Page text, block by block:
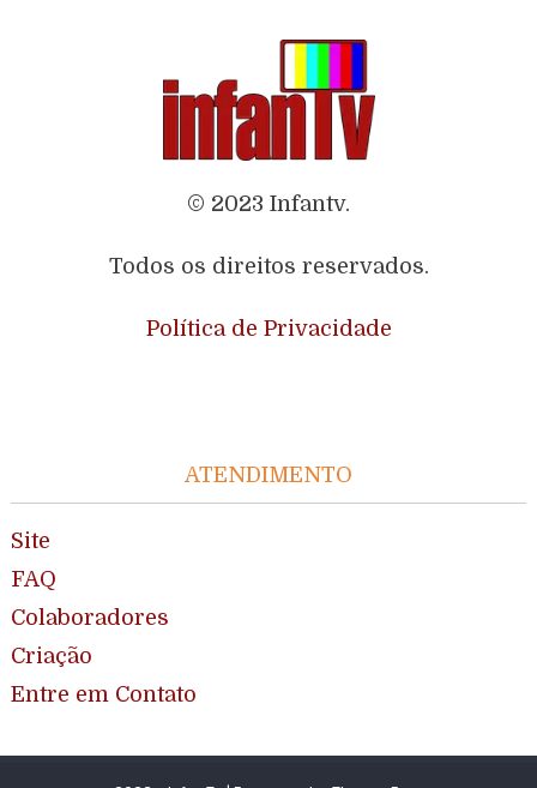
© 2023 Infantv.
Todos os direitos reservados.
Política de Privacidade
ATENDIMENTO
Site
FAQ
Colaboradores
Criação
Entre em Contato